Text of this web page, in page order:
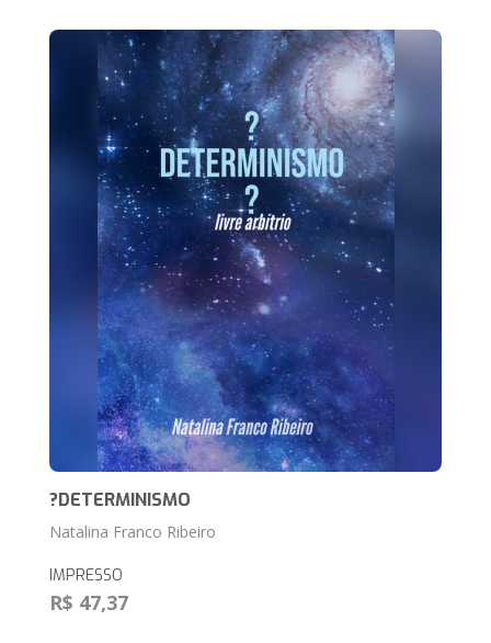
?DETERMINISMO
Natalina Franco Ribeiro
IMPRESSO
R$ 47,37